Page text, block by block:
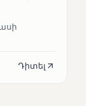
Դիտել